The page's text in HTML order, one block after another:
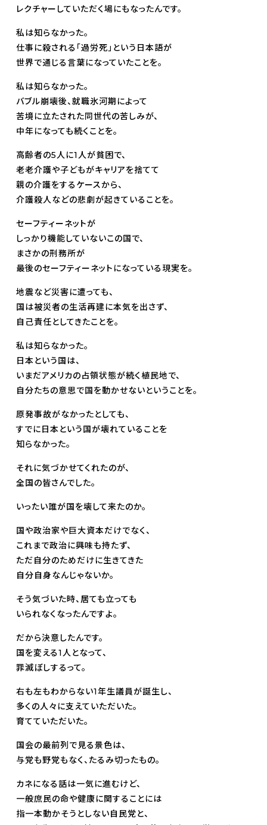
レクチャーしていただく場にもなったんです。
私は知らなかった。
仕事に殺される「過労死」という日本語が
世界で通じる言葉になっていたことを。
私は知らなかった。
バブル崩壊後、就職氷河期によって
苦境に立たされた同世代の苦しみが、
中年になっても続くことを。
高齢者の5人に1人が貧困で、
老老介護や子どもがキャリアを捨てて
親の介護をするケースから、
介護殺人などの悲劇が起きていることを。
セーフティーネットが
しっかり機能していないこの国で、
まさかの刑務所が
最後のセーフティーネットになっている現実を。
地震など災害に遭っても、
国は被災者の生活再建に本気を出さず、
自己責任としてきたことを。
私は知らなかった。
日本という国は、
いまだアメリカの占領状態が続く植民地で、
自分たちの意思で国を動かせないということを。
原発事故がなかったとしても、
すでに日本という国が壊れていることを
知らなかった。
それに気づかせてくれたのが、
全国の皆さんでした。
いったい誰が国を壊して来たのか。
国や政治家や巨大資本だけでなく、
これまで政治に興味も持たず、
ただ自分のためだけに生きてきた
自分自身なんじゃないか。
そう気づいた時、居ても立っても
いられなくなったんですよ。
だから決意したんです。
国を変える1人となって、
罪滅ぼしするって。
右も左もわからない1年生議員が誕生し、
多くの人々に支えていただいた。
育てていただいた。
国会の最前列で見る景色は、
与党も野党もなく、たるみ切ったもの。
カネになる話は一気に進むけど、
一般庶民の命や健康に関することには
指一本動かそうとしない自民党と、